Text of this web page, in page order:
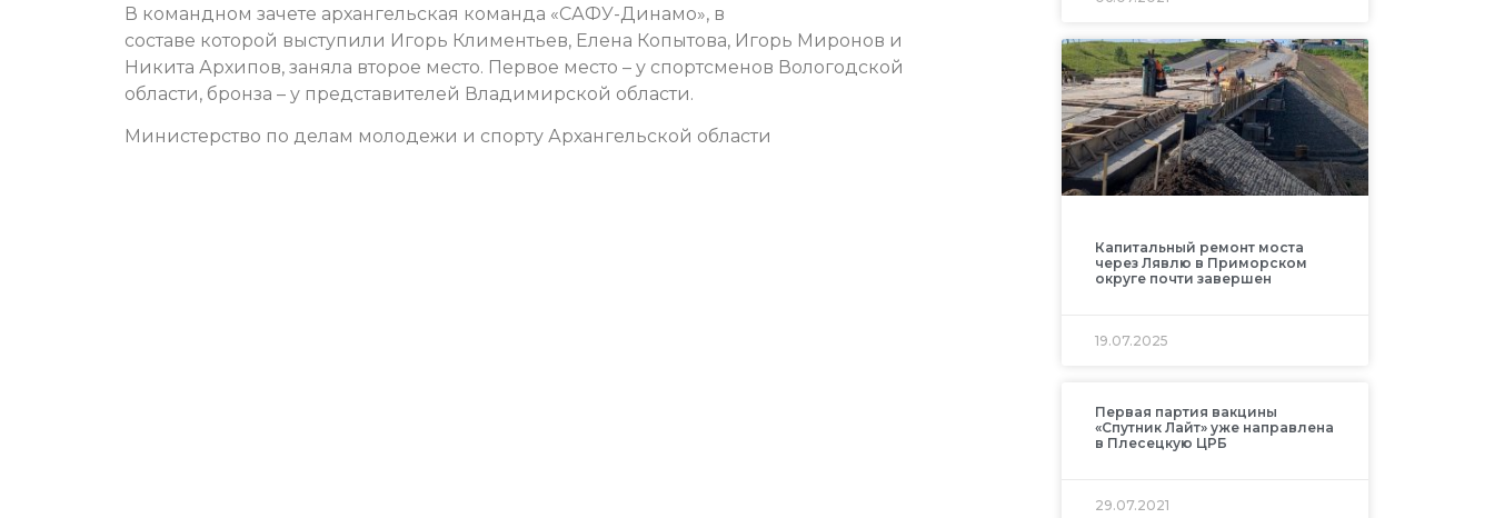
В командном зачете архангельская команда «САФУ-Динамо», в
составе которой выступили Игорь Климентьев, Елена Копытова, Игорь Миронов и
Никита Архипов, заняла второе место. Первое место – у спортсменов Вологодской
области, бронза – у представителей Владимирской области.
Министерство по делам молодежи и спорту Архангельской области
Капитальный ремонт моста
через Лявлю в Приморском
округе почти завершен
19.07.2025
Первая партия вакцины
«Спутник Лайт» уже направлена
в Плесецкую ЦРБ
29.07.2021